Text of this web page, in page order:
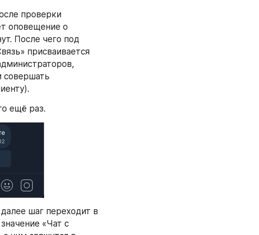
проверки
оповещение о
После чего под
присваивается
совершать
ещё раз.
шаг переходит в
«Чат с